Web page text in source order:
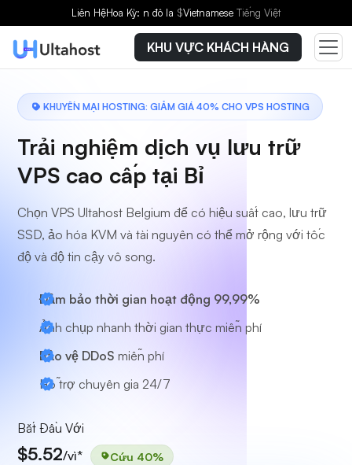
Liên HệHoa Kỳ: n đô la $Vietnamese Tiếng Việt
KHU VỰC KHÁCH HÀNG
KHUYẾN MẠI HOSTING: GIẢM GIÁ 40% CHO VPS HOSTING
Trải nghiệm dịch vụ lưu trữ
VPS cao cấp tại Bỉ
Chọn VPS Ultahost Belgium để có hiệu suất cao, lưu trữ
SSD, ảo hóa KVM và tài nguyên có thể mở rộng với tốc
độ và độ tin cậy vô song.
Đảm bảo thời gian hoạt động 99,99%
Ảnh chụp nhanh thời gian thực miễn phí
Bảo vệ DDoS miễn phí
Hỗ trợ chuyên gia 24/7
Bắt Đầu Với
$5.52/vì* Cứu 40%